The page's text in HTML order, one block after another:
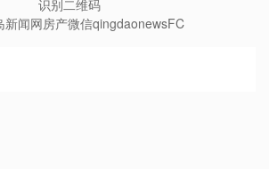
识别二维码
新闻网房产微信qingdaonewsFC